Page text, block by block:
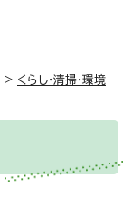
> くらし・清掃・環境